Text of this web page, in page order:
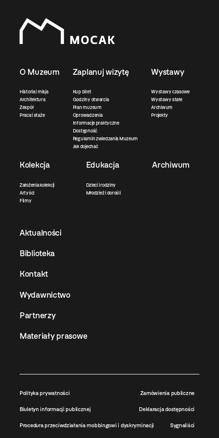
O Muzeum
Historia i misja
Architektura
Zespół
Praca i staże
Zaplanuj wizytę
Kup bilet
Godziny otwarcia
Plan muzeum
Oprowadzenia
Informacje praktyczne
Dostępność
Regulamin zwiedzania Muzeum
Jak dojechać
Wystawy
Wystawy czasowe
Wystawy stałe
Archiwum
Projekty
Kolekcja
Założenia kolekcji
Artyści
Filmy
Edukacja
Dzieci i rodziny
Młodzież i dorośli
Archiwum
Aktualności
Biblioteka
Kontakt
Wydawnictwo
Partnerzy
Materiały prasowe
Polityka prywatności Zamówienia publiczne
Biuletyn informacji publicznej Deklaracja dostępności
Procedura przeciwdziałania mobbingowi i dyskryminacji Sygnaliści